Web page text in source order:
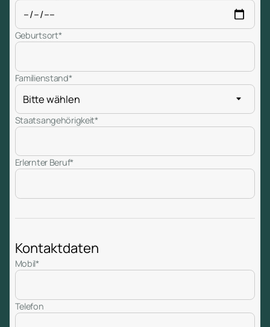
Geburtsort*
Familienstand*
Staatsangehörigkeit*
Erlernter Beruf*
Kontaktdaten
Mobil*
Telefon